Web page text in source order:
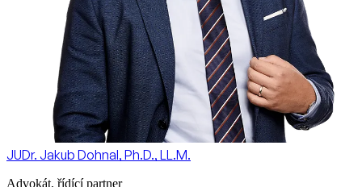
JUDr. Jakub Dohnal, Ph.D., LL.M.
Advokát, řídící partner